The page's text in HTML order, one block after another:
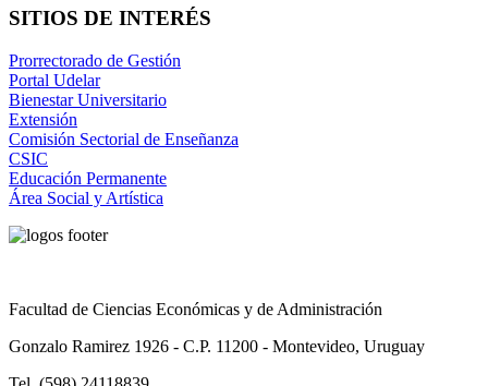
SITIOS DE INTERÉS
Prorrectorado de Gestión
Portal Udelar
Bienestar Universitario
Extensión
Comisión Sectorial de Enseñanza
CSIC
Educación Permanente
Área Social y Artística
Facultad de Ciencias Económicas y de Administración
Gonzalo Ramirez 1926 - C.P. 11200 - Montevideo, Uruguay